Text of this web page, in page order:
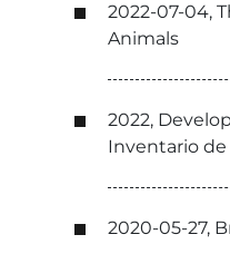
2022-07-04,
Animals
2022,
Inventario de
2020-05-27,